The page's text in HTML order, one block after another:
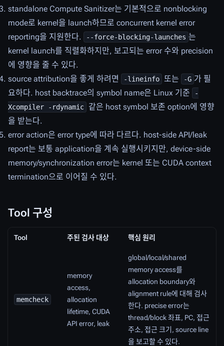
standalone Compute Sanitizer는 기본적으로 nonblocking
mode로 kernel을 launch하므로 concurrent kernel error
reporting을 지원한다.
--force-blocking-launches 는
kernel launch를 직렬화하지만, 보고되는 error 수와 precision
에 영향을 줄 수 있다.
source attribution을 좋게 하려면
-lineinfo 또는 -G 가 필
요하다. host backtrace의 symbol name은 Linux 기준
-
Xcompiler -rdynamic
같은 host symbol 보존 option에 영향
을 받는다.
error action은 error type에 따라 다르다. host-side API/leak
report는 보통 application을 계속 실행시키지만, device-side
memory/synchronization error는 kernel 또는 CUDA context
termination으로 이어질 수 있다.
Tool 구성
Tool 주된 검사 대상 핵심 원리
memcheck
memory
access,
allocation
lifetime, CUDA
API error, leak
global/local/shared
memory access를
allocation boundary와
alignment rule에 대해 검사
한다. precise error는
thread/block 좌표, PC, 접근
주소, 접근 크기, source line
을 보고할 수 있다.